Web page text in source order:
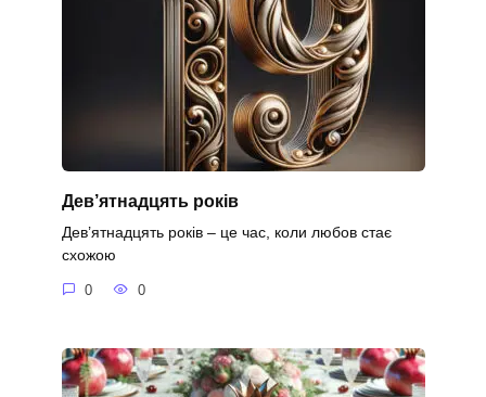
Дев’ятнадцять років
Дев’ятнадцять років – це час, коли любов стає
схожою
0 0